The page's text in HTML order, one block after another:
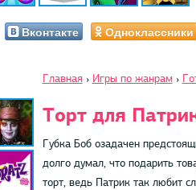
Вконтакте Одноклассники
Главная › Игры по жанрам ›
Торт для
Губка Боб озадачен
долго думал, что подарить
торт, ведь Патрик так любит